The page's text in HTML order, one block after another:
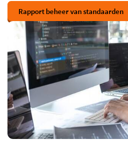
Rapport beheer van standaarden